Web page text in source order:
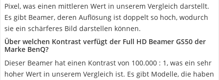
Pixel, was einen mittleren Wert in unserem Vergleich darstellt.
Es gibt Beamer, deren Auflösung ist doppelt so hoch, wodurch
sie ein schärferes Bild darstellen können.
Über welchen Kontrast verfügt der Full HD Beamer GS50 der
Marke BenQ?
Dieser Beamer hat einen Kontrast von 100.000 : 1, was ein sehr
hoher Wert in unserem Vergleich ist. Es gibt Modelle, die haben